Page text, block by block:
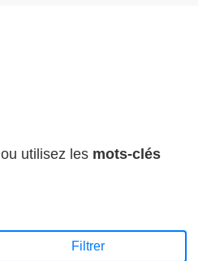
ou utilisez les mots-clés
Filtrer